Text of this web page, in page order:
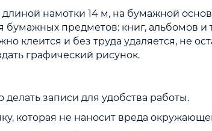
намотки 14 м, на бумажной
предметов: книг, альбомов и
клеится и без труда удаляется, не
графический рисунок.
записи для удобства работы.
которая не наносит вреда